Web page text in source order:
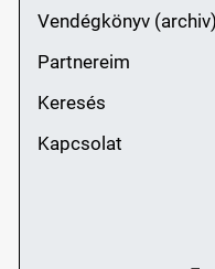
Vendégkönyv (archiv)
Partnereim
Keresés
Kapcsolat